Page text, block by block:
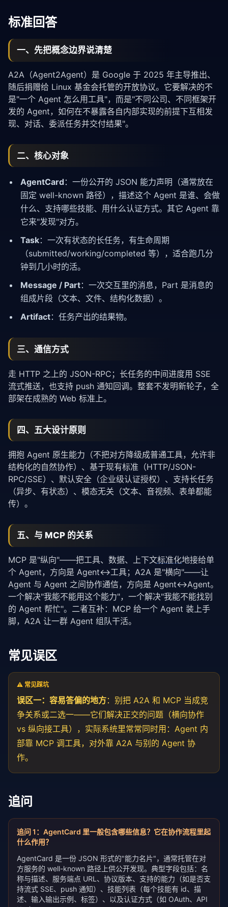
标准回答
一、先把概念边界说清楚
A2A（Agent2Agent）是 Google 于 2025 年主导推出、
随后捐赠给 Linux 基金会托管的开放协议。它要解决的不
是"一个 Agent 怎么用工具"，而是"不同公司、不同框架开
发的 Agent，如何在不暴露各自内部实现的前提下互相发
现、对话、委派任务并交付结果"。
二、核心对象
AgentCard：一份公开的 JSON 能力声明（通常放在
固定 well-known 路径），描述这个 Agent 是谁、会做
什么、支持哪些技能、用什么认证方式。其它 Agent 靠
它来"发现"对方。
Task：一次有状态的长任务，有生命周期
（submitted/working/completed 等），适合跑几分
钟到几小时的活。
Message / Part：一次交互里的消息，Part 是消息的
组成片段（文本、文件、结构化数据）。
Artifact：任务产出的结果物。
三、通信方式
走 HTTP 之上的 JSON-RPC；长任务的中间进度用 SSE
流式推送，也支持 push 通知回调。整套不发明新轮子，全
部架在成熟的 Web 标准上。
四、五大设计原则
拥抱 Agent 原生能力（不把对方降级成普通工具，允许非
结构化的自然协作）、基于现有标准（HTTP/JSON-
RPC/SSE）、默认安全（企业级认证授权）、支持长任务
（异步、有状态）、模态无关（文本、音视频、表单都能
传）。
五、与 MCP 的关系
MCP 是"纵向"——把工具、数据、上下文标准化地接给单
个 Agent，方向是 Agent↔工具；A2A 是"横向"——让
Agent 与 Agent 之间协作通信，方向是 Agent↔Agent。
一个解决"我能不能用这个能力"，一个解决"我能不能找别
的 Agent 帮忙"。二者互补：MCP 给一个 Agent 装上手
脚，A2A 让一群 Agent 组队干活。
常见误区
⚠️ 常见踩坑
误区一：容易答偏的地方：别把 A2A 和 MCP 当成竞
争关系或二选一——它们解决正交的问题（横向协作
vs 纵向接工具），实际系统里常常同时用：Agent 内
部靠 MCP 调工具，对外靠 A2A 与别的 Agent 协
作。
追问
追问1 ： AgentCard 里一般包含哪些信息？它在协作流程里起
什么作用？
AgentCard 是一份 JSON 形式的"能力名片"，通常托管在对
方服务的 well-known 路径上供公开发现。典型字段包括：名
称与描述、服务端点 URL、协议版本、支持的能力（如是否支
持流式 SSE、push 通知）、技能列表（每个技能有 id、描
述、输入输出示例、标签）、以及认证方式（如 OAuth、API